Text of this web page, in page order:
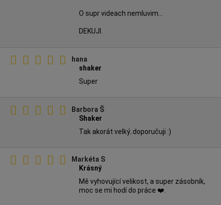
O supr videach nemluvim...
DEKUJI.
hana
shaker
Super
Barbora Š
Shaker
Tak akorát velký..doporučuji :)
Markéta S
Krásný
Mě vyhovující velikost, a super zásobník,
moc se mi hodí do práce ❤️.